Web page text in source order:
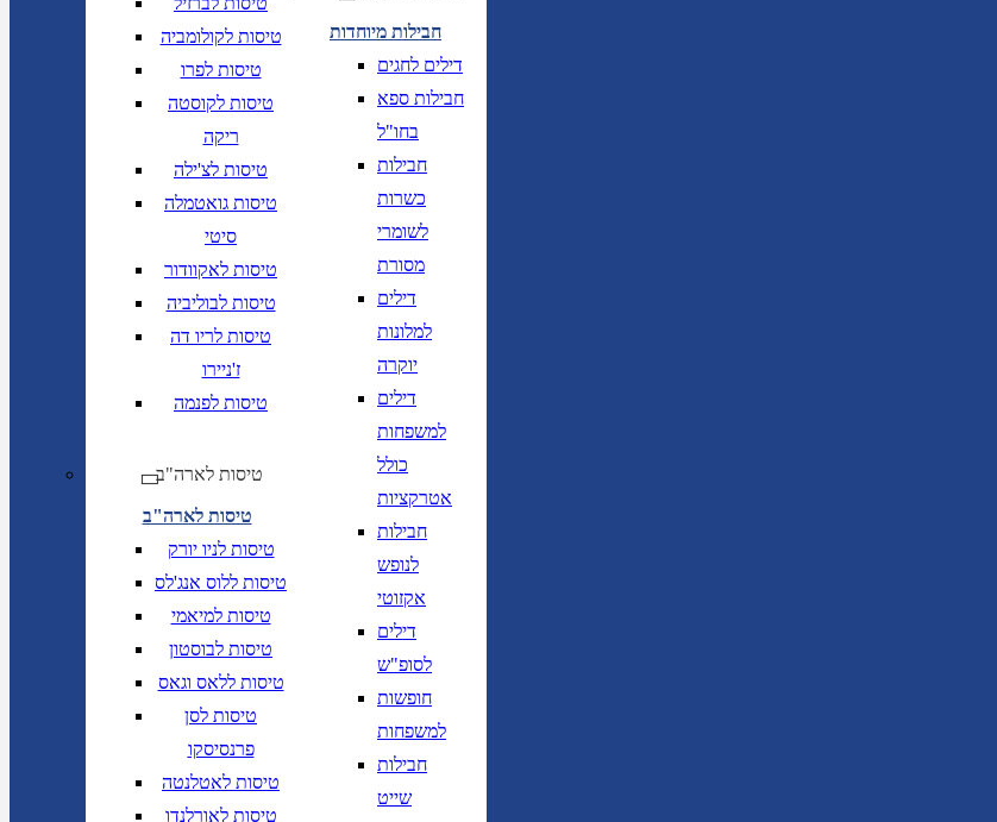
טיסות לקולומביה
טיסות לפרו
טיסות לקוסטה
ריקה
טיסות לצ'ילה
טיסות גואטמלה
סיטי
טיסות לאקוודור
טיסות לבוליביה
טיסות לריו דה
ז'ניירו
טיסות לפנמה
טיסות לארה"ב
טיסות לארה"ב
טיסות לניו יורק
טיסות ללוס אנג'לס
טיסות למיאמי
טיסות לבוסטון
טיסות ללאס וגאס
טיסות לסן
פרנסיסקו
טיסות לאטלנטה
טיסות לאורלנדו
חבילות מיוחדות
דילים לחגים
חבילות ספא
בחו"ל
חבילות
כשרות
לשומרי
מסורת
דילים
למלונות
יוקרה
דילים
למשפחות
כולל
אטרקציות
חבילות
לנופש
אקזוטי
דילים
לסופ"ש
חופשות
למשפחות
חבילות
שייט